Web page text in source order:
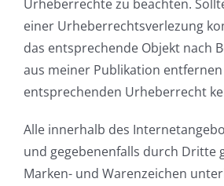
Urheberrechte zu beachten.
einer Urheberrechtsverlezung
das entsprechende Objekt nach
aus meiner Publikation
entsprechenden Urheberrecht
Alle innerhalb des
und gegebenenfalls durch Dritte
Marken- und Warenzeichen